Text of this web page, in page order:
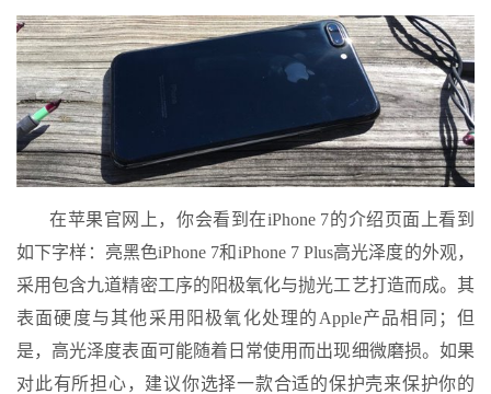
在苹果官网上，你会看到在iPhone 7的介绍页面上看到
如下字样：亮黑色iPhone 7和iPhone 7 Plus高光泽度的外观，
采用包含九道精密工序的阳极氧化与抛光工艺打造而成。其
表面硬度与其他采用阳极氧化处理的Apple产品相同；但
是，高光泽度表面可能随着日常使用而出现细微磨损。如果
对此有所担心，建议你选择一款合适的保护壳来保护你的